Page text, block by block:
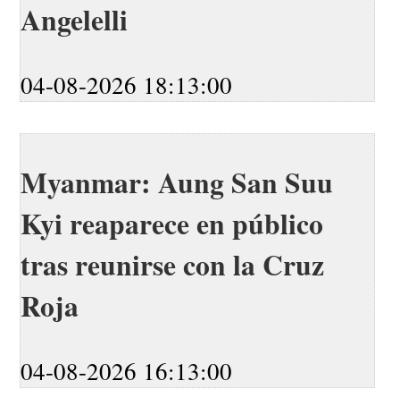
Angelelli
04-08-2026 18:13:00
Myanmar: Aung San Suu
Kyi reaparece en público
tras reunirse con la Cruz
Roja
04-08-2026 16:13:00